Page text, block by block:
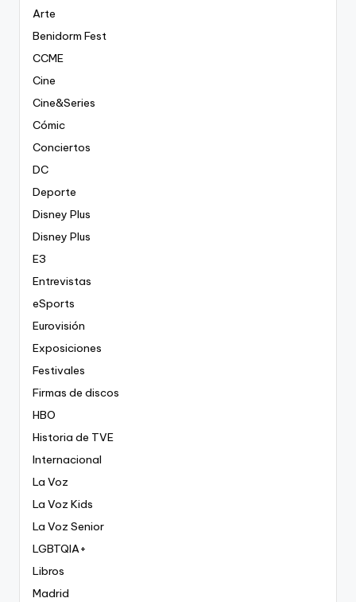
Arte
Benidorm Fest
CCME
Cine
Cine&Series
Cómic
Conciertos
DC
Deporte
Disney Plus
Disney Plus
E3
Entrevistas
eSports
Eurovisión
Exposiciones
Festivales
Firmas de discos
HBO
Historia de TVE
Internacional
La Voz
La Voz Kids
La Voz Senior
LGBTQIA+
Libros
Madrid